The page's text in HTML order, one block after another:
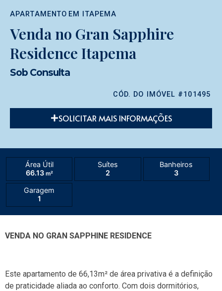
APARTAMENTO EM ITAPEMA
Venda no Gran Sapphire
Residence Itapema
Sob Consulta
CÓD. DO IMÓVEL #101495
SOLICITAR MAIS INFORMAÇÕES
Área Útil
66.13m²
Suítes
2
Banheiros
3
Garagem
1
VENDA NO GRAN SAPPHINE RESIDENCE
Este apartamento de 66,13m² de área privativa é a definição
de praticidade aliada ao conforto. Com dois dormitórios,